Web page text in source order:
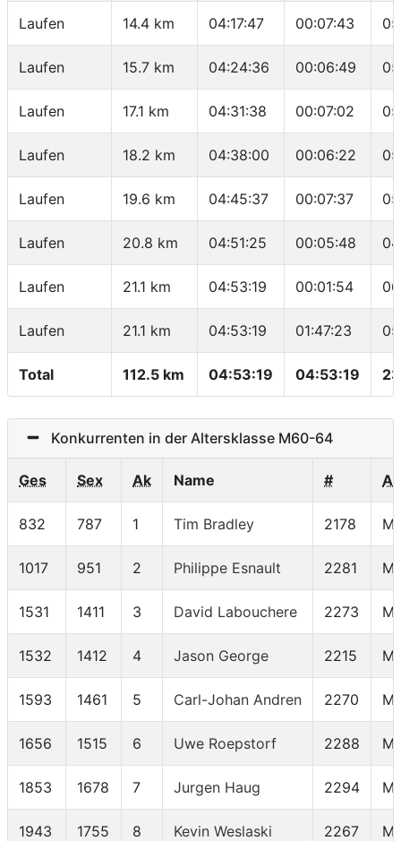
Laufen 14.4 km 04:17:47 00:07:43
Laufen 15.7 km 04:24:36 00:06:49
Laufen 17.1 km 04:31:38 00:07:02
Laufen 18.2 km 04:38:00 00:06:22
Laufen 19.6 km 04:45:37 00:07:37
Laufen 20.8 km 04:51:25 00:05:48
Laufen 21.1 km 04:53:19 00:01:54
Laufen 21.1 km 04:53:19 01:47:23
Total 112.5 km 04:53:19 04:53:19
Konkurrenten in der Altersklasse M60-64
Ges Sex Ak Name #
832 787 1 Tim Bradley 2178
1017 951 2 Philippe Esnault 2281
1531 1411 3 David Labouchere 2273
1532 1412 4 Jason George 2215
1593 1461 5 Carl-Johan Andren 2270
1656 1515 6 Uwe Roepstorf 2288
1853 1678 7 Jurgen Haug 2294
1943 1755 8 Kevin Weslaski 2267